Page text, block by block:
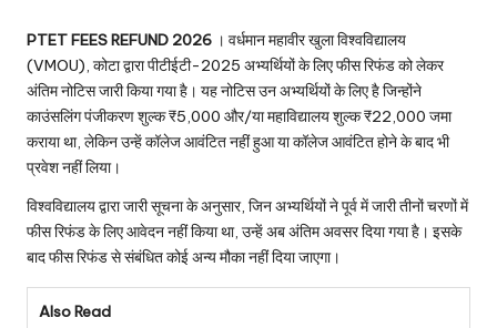
PTET FEES REFUND 2026 । वर्धमान महावीर खुला विश्वविद्यालय
(VMOU), कोटा द्वारा पीटीईटी-2025 अभ्यर्थियों के लिए फीस रिफंड को लेकर
अंतिम नोटिस जारी किया गया है। यह नोटिस उन अभ्यर्थियों के लिए है जिन्होंने
काउंसलिंग पंजीकरण शुल्क ₹5,000 और/या महाविद्यालय शुल्क ₹22,000 जमा
कराया था, लेकिन उन्हें कॉलेज आवंटित नहीं हुआ या कॉलेज आवंटित होने के बाद भी
प्रवेश नहीं लिया।
विश्वविद्यालय द्वारा जारी सूचना के अनुसार, जिन अभ्यर्थियों ने पूर्व में जारी तीनों चरणों में
फीस रिफंड के लिए आवेदन नहीं किया था, उन्हें अब अंतिम अवसर दिया गया है। इसके
बाद फीस रिफंड से संबंधित कोई अन्य मौका नहीं दिया जाएगा।
Also Read